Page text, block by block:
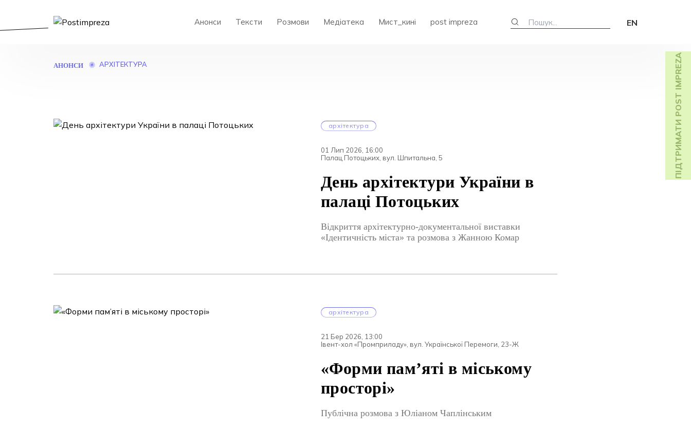
Анонси Тексти Розмови Медіатека Мист_кині post impreza EN
ПІДТРИМАТИ POST IMPREZA
АНОНСИ АРХІТЕКТУРА
архітектура
01 Лип 2026, 16:00
Палац Потоцьких, вул. Шпитальна, 5
День архітектури України в
палаці Потоцьких
Відкриття архітектурно-документальної виставки
«Ідентичність міста» та розмова з Жанною Комар
архітектура
21 Бер 2026, 13:00
Івент-хол «Промприладу», вул. Української Перемоги, 23-Ж
«Форми пам’яті в міському
просторі»
Публічна розмова з Юліаном Чаплінським